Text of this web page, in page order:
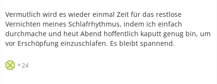
Vermutlich wird es wieder einmal Zeit für das restlose
Vernichten meines Schlafrhythmus, indem ich einfach
durchmache und heut Abend hoffentlich kaputt genug bin, um
vor Erschöpfung einzuschlafen. Es bleibt spannend.
24